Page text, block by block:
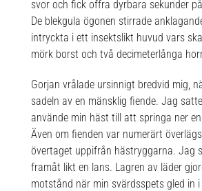
svor och fick offra dyrbara sekunder
De blekgula ögonen stirrade
intryckta i ett insektslikt huvud vars
mörk borst och två decimeterlånga
Gorjan vrålade ursinnigt bredvid mig,
sadeln av en mänsklig fiende. Jag
använde min häst till att springa ner
Även om fienden var numerärt
övertaget uppifrån hästryggarna. Jag
framåt likt en lans. Lagren av läder
motstånd när min svärdsspets gled in